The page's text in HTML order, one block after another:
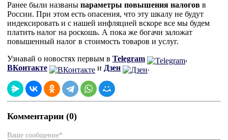
Ранее были названы параметры повышения налогов в
России. При этом есть опасения, что эту шкалу не будут
индексировать и с нашей инфляцией вскоре все мы будем
платить налог на роскошь. А пока же богачи заложат
повышенный налог в стоимость товаров и услуг.
Узнавай о новостях первым в Telegram
,
ВКонтакте
и Дзен .
Комментарии (0)
Ваше сообщение*